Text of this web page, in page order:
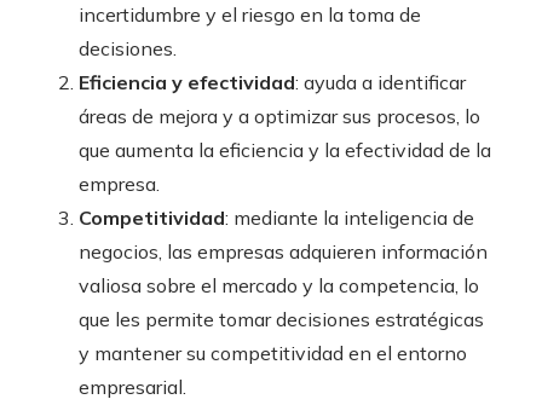
incertidumbre y el riesgo en la toma de
decisiones.
Eficiencia y efectividad: ayuda a identificar
áreas de mejora y a optimizar sus procesos, lo
que aumenta la eficiencia y la efectividad de la
empresa.
Competitividad: mediante la inteligencia de
negocios , las empresas adquieren información
valiosa sobre el mercado y la competencia, lo
que les permite tomar decisiones estratégicas
y mantener su competitividad en el entorno
empresarial.